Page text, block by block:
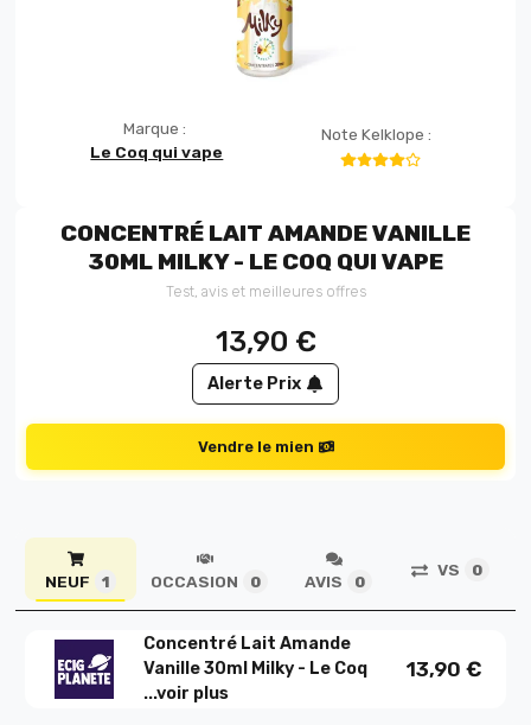
Marque :
Le Coq qui vape
Note Kelklope :
CONCENTRÉ LAIT AMANDE VANILLE
30ML MILKY - LE COQ QUI VAPE
Test, avis et meilleures offres
13,90 €
Alerte Prix
Vendre le mien
NEUF 1 OCCASION 0 AVIS 0
VS 0
Concentré Lait Amande
Vanille 30ml Milky - Le Coq
...voir plus
13,90 €